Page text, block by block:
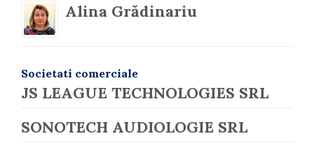
Alina Grădinariu
Societati comerciale
JS LEAGUE TECHNOLOGIES SRL
SONOTECH AUDIOLOGIE SRL